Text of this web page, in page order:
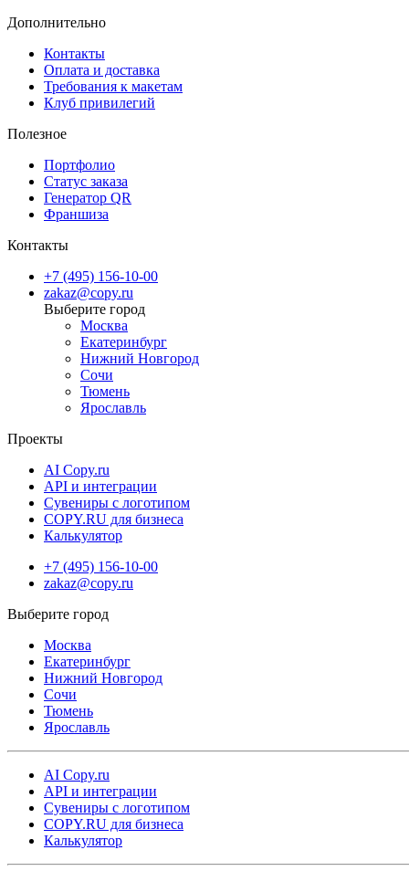
Дополнительно
Контакты
Оплата и доставка
Требования к макетам
Клуб привилегий
Полезное
Портфолио
Статус заказа
Генератор QR
Франшиза
Контакты
+7 (495) 156-10-00
zakaz@copy.ru
Москва
Екатеринбург
Нижний Новгород
Сочи
Тюмень
Ярославль
Проекты
AI Copy.ru
API и интеграции
Сувениры с логотипом
COPY.RU для бизнеса
Калькулятор
+7 (495) 156-10-00
zakaz@copy.ru
Москва
Екатеринбург
Нижний Новгород
Сочи
Тюмень
Ярославль
AI Copy.ru
API и интеграции
Сувениры с логотипом
COPY.RU для бизнеса
Калькулятор